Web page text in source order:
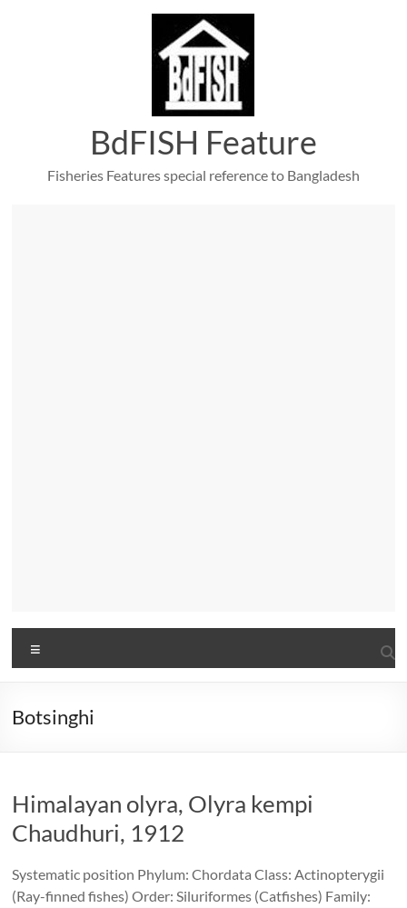
BdFISH Feature
Fisheries Features special reference to Bangladesh
Botsinghi
Himalayan olyra, Olyra kempi
Chaudhuri, 1912
Systematic position Phylum: Chordata Class: Actinopterygii
(Ray-finned fishes) Order: Siluriformes (Catfishes) Family: